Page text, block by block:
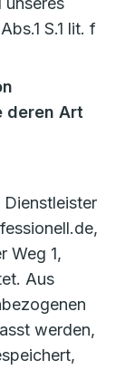
S.1 lit. f
deren Art
Dienstleister
Weg 1,
Aus
werden,